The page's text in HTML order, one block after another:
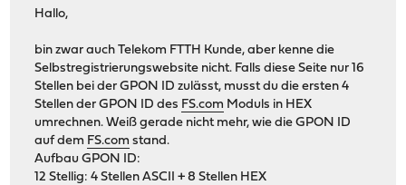
Hallo,
bin zwar auch Telekom FTTH Kunde, aber kenne die
Selbstregistrierungswebsite nicht. Falls diese Seite nur 16
Stellen bei der GPON ID zulässt, musst du die ersten 4
Stellen der GPON ID des FS.com Moduls in HEX
umrechnen. Weiß gerade nicht mehr, wie die GPON ID
auf dem FS.com stand.
Aufbau GPON ID:
12 Stellig: 4 Stellen ASCII + 8 Stellen HEX